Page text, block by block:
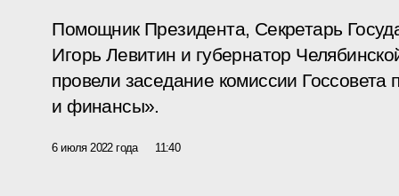
Помощник Президента, Секретарь
Игорь Левитин и губернатор
провели заседание комиссии
и финансы».
6 июля 2022 года 11:40